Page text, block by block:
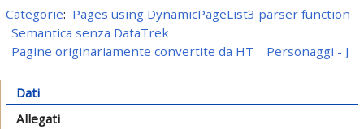
Categorie: Pages using DynamicPageList3 parser function
Semantica senza DataTrek
Pagine originariamente convertite da HT
Personaggi - J
Dati
Allegati